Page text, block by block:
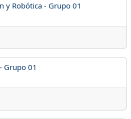
y Robótica - Grupo 01
Grupo 01